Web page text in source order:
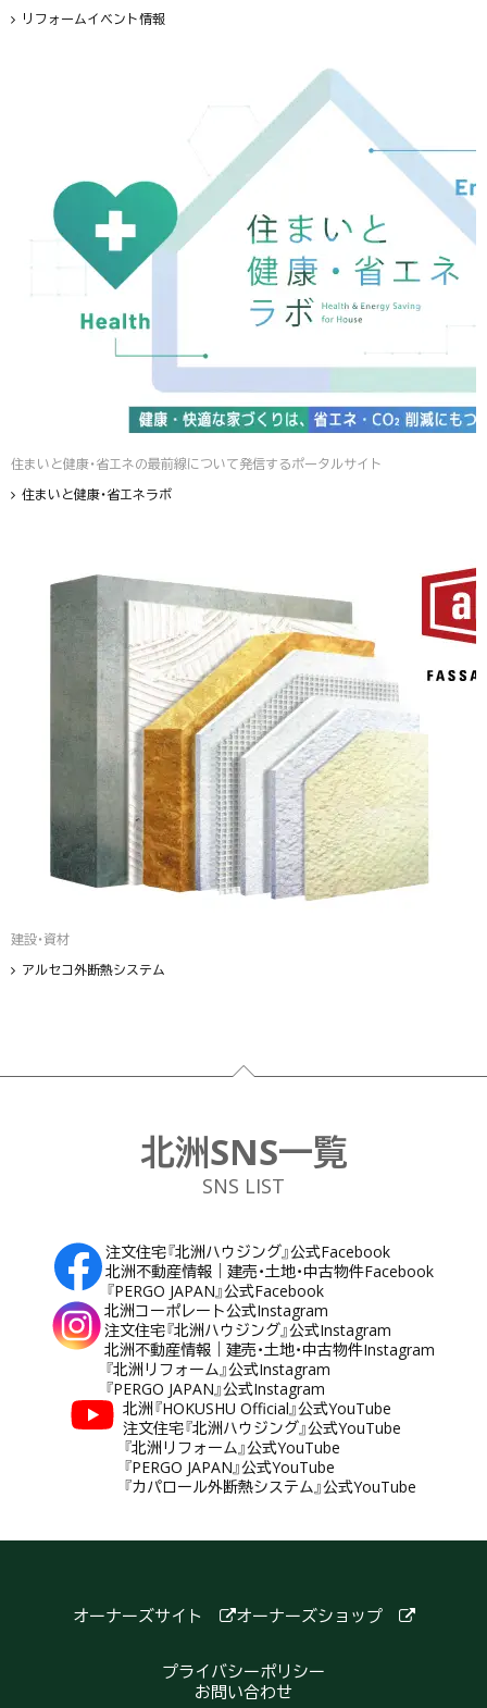
リフォームイベント情報
住まいと健康・省エネの最前線について発信するポータルサイト
住まいと健康・省エネラボ
建設・資材
アルセコ外断熱システム
フッター
北洲SNS一覧
SNS LIST
注文住宅『北洲ハウジング』公式Facebook
北洲不動産情報｜建売・土地・中古物件Facebook
『PERGO JAPAN』公式Facebook
北洲コーポレート公式Instagram
注文住宅『北洲ハウジング』公式Instagram
北洲不動産情報｜建売・土地・中古物件Instagram
『北洲リフォーム』公式Instagram
『PERGO JAPAN』公式Instagram
北洲『HOKUSHU Official』公式YouTube
注文住宅『北洲ハウジング』公式YouTube
『北洲リフォーム』公式YouTube
『PERGO JAPAN』公式YouTube
『カパロール外断熱システム』公式YouTube
オーナーズサイト オーナーズショップ
プライバシーポリシー
お問い合わせ